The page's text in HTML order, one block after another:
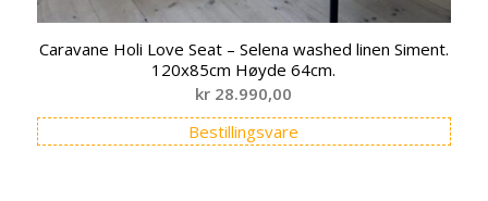
Caravane Holi Love Seat – Selena washed linen Siment.
120x85cm Høyde 64cm.
kr 28.990,00
Bestillingsvare